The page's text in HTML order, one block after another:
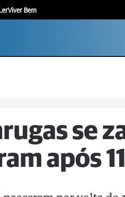
Viver Bem
se
após